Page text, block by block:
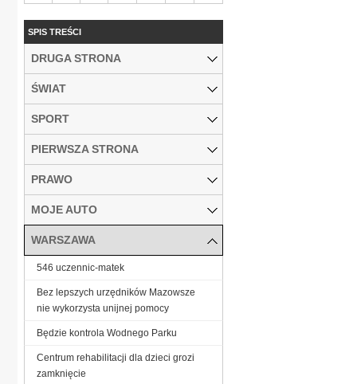
SPIS TREŚCI
DRUGA STRONA
ŚWIAT
SPORT
PIERWSZA STRONA
PRAWO
MOJE AUTO
WARSZAWA
546 uczennic-matek
Bez lepszych urzędników Mazowsze
nie wykorzysta unijnej pomocy
Będzie kontrola Wodnego Parku
Centrum rehabilitacji dla dzieci grozi
zamknięcie